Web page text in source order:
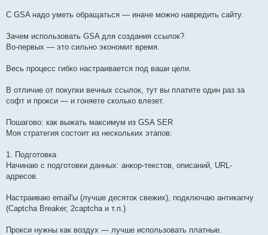
С GSA надо уметь обращаться — иначе можно навредить сайту.
Зачем использовать GSA для создания ссылок?
Во-первых — это сильно экономит время.
Весь процесс гибко настраивается под ваши цели.
В отличие от покупки вечных ссылок, тут вы платите один раз за
софт и прокси — и гоняете сколько влезет.
Пошагово: как выжать максимум из GSA SER
Моя стратегия состоит из нескольких этапов:
1. Подготовка
Начинаю с подготовки данных: анкор-текстов, описаний, URL-
адресов.
Настраиваю email'ы (лучше десяток свежих), подключаю антикапчу
(Captcha Breaker, 2captcha и т.п.)
Прокси нужны как воздух — лучше использовать платные.